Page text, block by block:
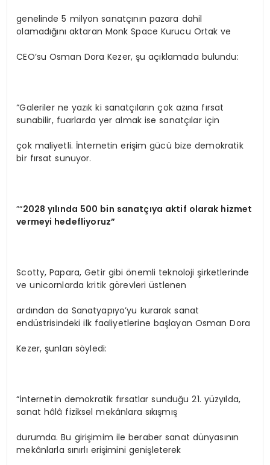
genelinde 5 milyon sanatçının pazara dahil
olamadığını aktaran Monk Space Kurucu Ortak ve
CEO’su Osman Dora Kezer, şu açıklamada bulundu:
“Galeriler ne yazık ki sanatçıların çok azına fırsat
sunabilir, fuarlarda yer almak ise sanatçılar için
çok maliyetli. İnternetin erişim gücü bize demokratik
bir fırsat sunuyor.
”“2028 yılında 500 bin sanatçıya aktif olarak hizmet
vermeyi hedefliyoruz”
Scotty, Papara, Getir gibi önemli teknoloji şirketlerinde
ve unicornlarda kritik görevleri üstlenen
ardından da Sanatyapıyo’yu kurarak sanat
endüstrisindeki ilk faaliyetlerine başlayan Osman Dora
Kezer, şunları söyledi:
“İnternetin demokratik fırsatlar sunduğu 21. yüzyılda,
sanat hâlâ fiziksel mekânlara sıkışmış
durumda. Bu girişimim ile beraber sanat dünyasının
mekânlarla sınırlı erişimini genişleterek